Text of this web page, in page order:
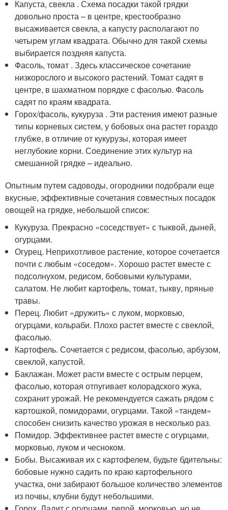
Капуста, свекла . Схема посадки такой грядки
довольно проста – в центре, крестообразно
высаживается свекла, а капусту располагают по
четырем углам квадрата. Обычно для такой схемы
выбирается поздняя капуста.
Фасоль, томат . Здесь классическое сочетание
низкорослого и высокого растений. Томат садят в
центре, в шахматном порядке с фасолью. Фасоль
садят по краям квадрата.
Горох/фасоль, кукуруза . Эти растения имеют разные
типы корневых систем, у бобовых она растет гораздо
глубже, в отличие от кукурузы, которая имеет
неглубокие корни. Соединение этих культур на
смешанной грядке – идеально.
Опытным путем садоводы, огородники подобрали еще
вкусные, эффективные сочетания совместных посадок
овощей на грядке, небольшой список:
Кукуруза. Прекрасно «соседствует» с тыквой, дыней,
огурцами.
Огурец. Неприхотливое растение, которое сочетается
почти с любым «соседом». Хорошо растет вместе с
подсолнухом, редисом, бобовыми культурами,
салатом. Не любит картофель, томат, тыкву, пряные
травы.
Перец. Любит «дружить» с луком, морковью,
огурцами, кольраби. Плохо растет вместе с свеклой,
фасолью.
Картофель. Сочетается с редисом, фасолью, арбузом,
свеклой, капустой.
Баклажан. Может расти вместе с острым перцем,
фасолью, которая отпугивает колорадского жука,
сохранит урожай. Не рекомендуется сажать рядом с
картошкой, помидорами, огурцами. Такой «тандем»
способен снизить качество урожая в несколько раз.
Помидор. Эффективнее растет вместе с огурцами,
морковью, луком и чесноком.
Бобы. Высаживая их с картофелем, будьте бдительны:
бобовые нужно садить по краю картофельного
участка, они забирают большое количество элементов
из почвы, клубни будут небольшими.